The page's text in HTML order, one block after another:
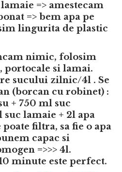
=> amestecam
=> bem apa pe
lingurita de plastic
nimic, folosim
portocale si lamai.
sucului zilnic/4l . Se
(borcan cu robinet) :
+ 750 ml suc
lamaie + 2l apa
filtra, sa fie o apa
capac si
=>>> 4l.
minute este perfect.